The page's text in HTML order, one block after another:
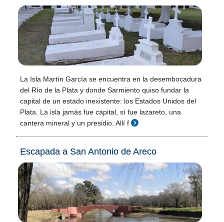
La Isla Martín García se encuentra en la desembocadura
del Río de la Plata y donde Sarmiento quiso fundar la
capital de un estado inexistente: los Estados Unidos del
Plata. La isla jamás fue capital, sí fue lazareto, una
cantera mineral y un presidio. Allí f
Escapada a San Antonio de Areco